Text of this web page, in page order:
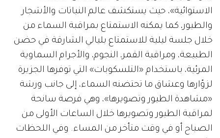
الاستوائية»، حيث يستكشف عالم النباتات والأشجار
والطيور، كما يمكنه الاستمتاع بمراقبة السماء من
خلال جلسة ليلية للاستمتاع بليالي الشارقة في حضن
الطبيعة، ومراقبة القمر، النجوم، والأجرام السماوية
المرئية، باستخدام «التلسكوبات» التي توفرها الجزيرة
لزوّارها وعشاق ما تحتضنه السماء، إلى جانب ورشة
«مشاهدة الطيور وتصويرها»، وهي فرصة سانحة
لمراقبة الطيور وتصويرها خلال الساعات الأولى من
الصباح أو في وقت متأخر من المساء. وفي اللحظات